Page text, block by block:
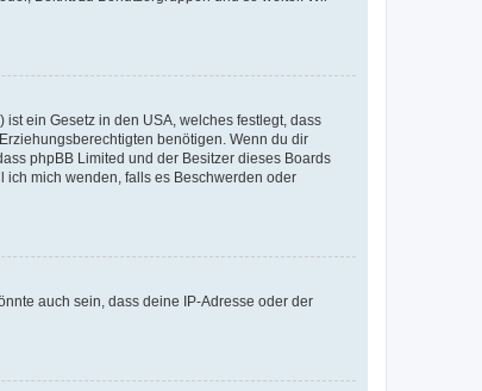
ein Gesetz in den USA, welches festlegt, dass
benötigen. Wenn du dir
phpBB Limited und der Besitzer dieses Boards
ich mich wenden, falls es Beschwerden oder
auch sein, dass deine IP-Adresse oder der